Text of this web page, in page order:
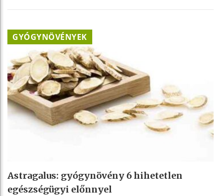
GYÓGYNÖVÉNYEK
Astragalus: gyógynövény 6 hihetetlen
egészségügyi előnnyel